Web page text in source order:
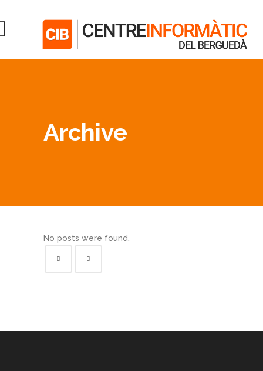
Archive
No posts were found.